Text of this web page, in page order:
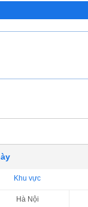
Khu vực
Hà Nội